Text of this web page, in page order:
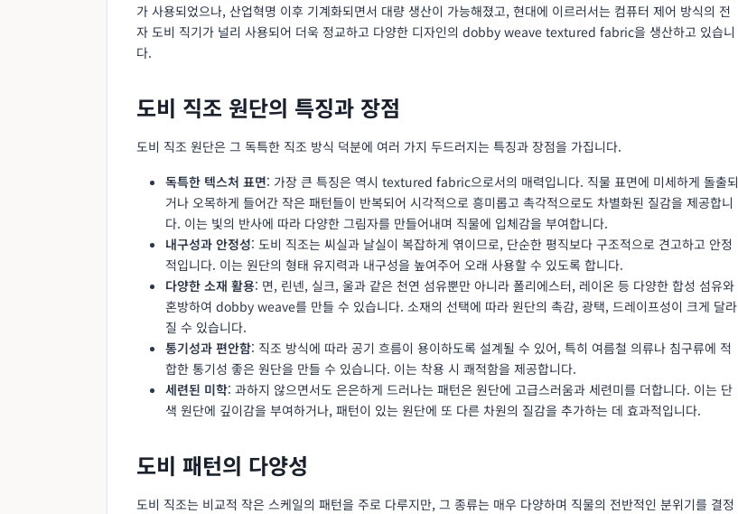
가 사용되었으나, 산업혁명 이후 기계화되면서 대량 생산이 가능해졌고, 현대에 이르러서는 컴퓨터 제어 방식의 전
자 도비 직기가 널리 사용되어 더욱 정교하고 다양한 디자인의 dobby weave textured fabric을 생산하고 있습니
다.
도비 직조 원단의 특징과 장점
도비 직조 원단은 그 독특한 직조 방식 덕분에 여러 가지 두드러지는 특징과 장점을 가집니다.
독특한 텍스처 표면: 가장 큰 특징은 역시 textured fabric으로서의 매력입니다. 직물 표면에 미세하게 돌출되
거나 오목하게 들어간 작은 패턴들이 반복되어 시각적으로 흥미롭고 촉각적으로도 차별화된 질감을 제공합니
다. 이는 빛의 반사에 따라 다양한 그림자를 만들어내며 직물에 입체감을 부여합니다.
내구성과 안정성: 도비 직조는 씨실과 날실이 복잡하게 엮이므로, 단순한 평직보다 구조적으로 견고하고 안정
적입니다. 이는 원단의 형태 유지력과 내구성을 높여주어 오래 사용할 수 있도록 합니다.
다양한 소재 활용: 면, 린넨, 실크, 울과 같은 천연 섬유뿐만 아니라 폴리에스터, 레이온 등 다양한 합성 섬유와
혼방하여 dobby weave를 만들 수 있습니다. 소재의 선택에 따라 원단의 촉감, 광택, 드레이프성이 크게 달라
질 수 있습니다.
통기성과 편안함: 직조 방식에 따라 공기 흐름이 용이하도록 설계될 수 있어, 특히 여름철 의류나 침구류에 적
합한 통기성 좋은 원단을 만들 수 있습니다. 이는 착용 시 쾌적함을 제공합니다.
세련된 미학: 과하지 않으면서도 은은하게 드러나는 패턴은 원단에 고급스러움과 세련미를 더합니다. 이는 단
색 원단에 깊이감을 부여하거나, 패턴이 있는 원단에 또 다른 차원의 질감을 추가하는 데 효과적입니다.
도비 패턴의 다양성
도비 직조는 비교적 작은 스케일의 패턴을 주로 다루지만, 그 종류는 매우 다양하며 직물의 전반적인 분위기를 결정